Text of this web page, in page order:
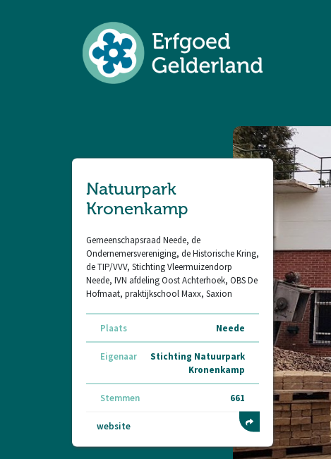
Natuurpark
Kronenkamp
Gemeenschapsraad Neede, de
Ondernemersvereniging, de Historische Kring,
de TIP/VVV, Stichting Vleermuizendorp
Neede, IVN afdeling Oost Achterhoek, OBS De
Hofmaat, praktijkschool Maxx, Saxion
Plaats Neede
Eigenaar
Stichting Natuurpark
Kronenkamp
Stemmen 661
website